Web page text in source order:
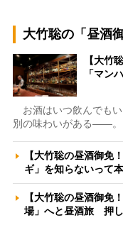
大竹聡の「昼酒
【大竹
「マン
お酒はいつ飲んでも
別の味わいがある――。
【大竹聡の昼酒御免
ギ」を知らないっ
【大竹聡の昼酒御免
場」へと昼酒旅 押